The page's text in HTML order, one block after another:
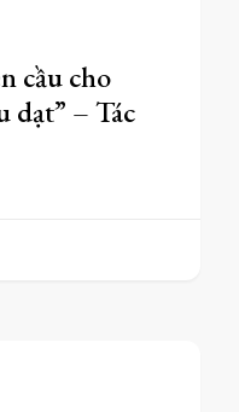
cầu cho
dạt” – Tác